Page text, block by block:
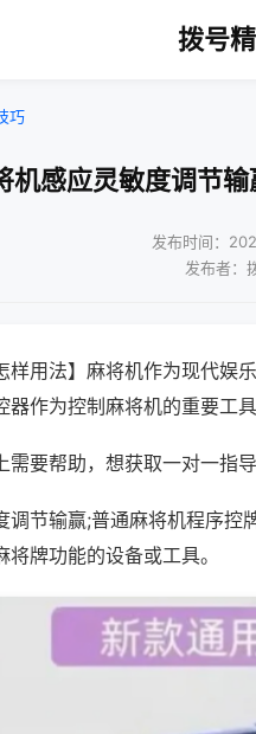
拨号
巧
机感应灵敏度调节
发布时间：
发布者：
样用法】麻将机作为现代
器作为控制麻将机的重要工
需要帮助，想获取一对一指
调节输赢;普通麻将机程序
牌功能的设备或工具。